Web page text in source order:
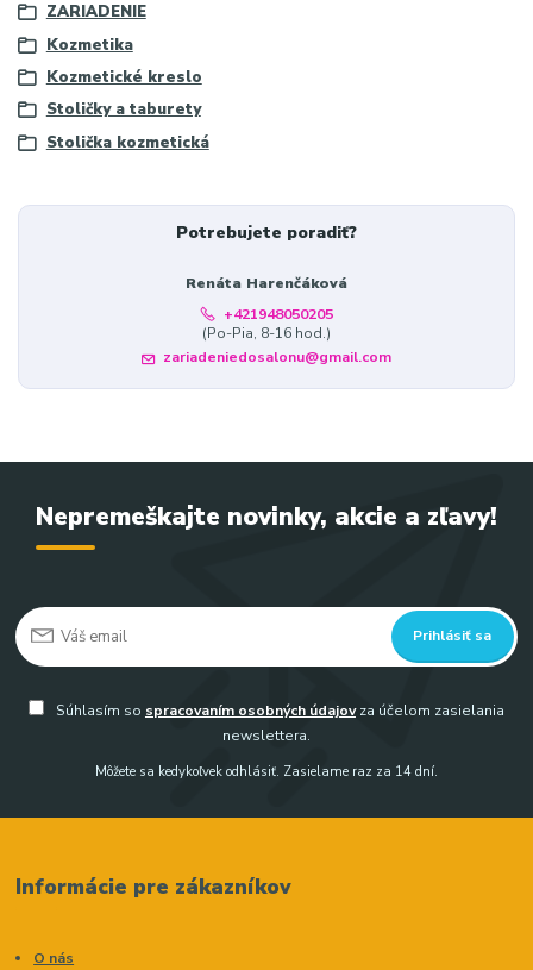
ZARIADENIE
Kozmetika
Kozmetické kreslo
Stoličky a taburety
Stolička kozmetická
Potrebujete poradiť?
Renáta Harenčáková
+421948050205
(Po-Pia, 8-16 hod.)
zariadeniedosalonu@gmail.com
Nepremeškajte novinky, akcie a zľavy!
Prihlásiť sa
Súhlasím so spracovaním osobných údajovza účelom zasielania
newslettera.
Môžete sa kedykoľvek odhlásiť. Zasielame raz za 14 dní.
Informácie pre zákazníkov
O nás